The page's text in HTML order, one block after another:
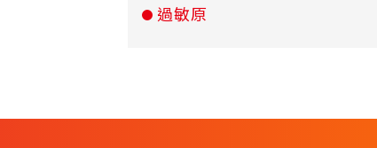
過敏原